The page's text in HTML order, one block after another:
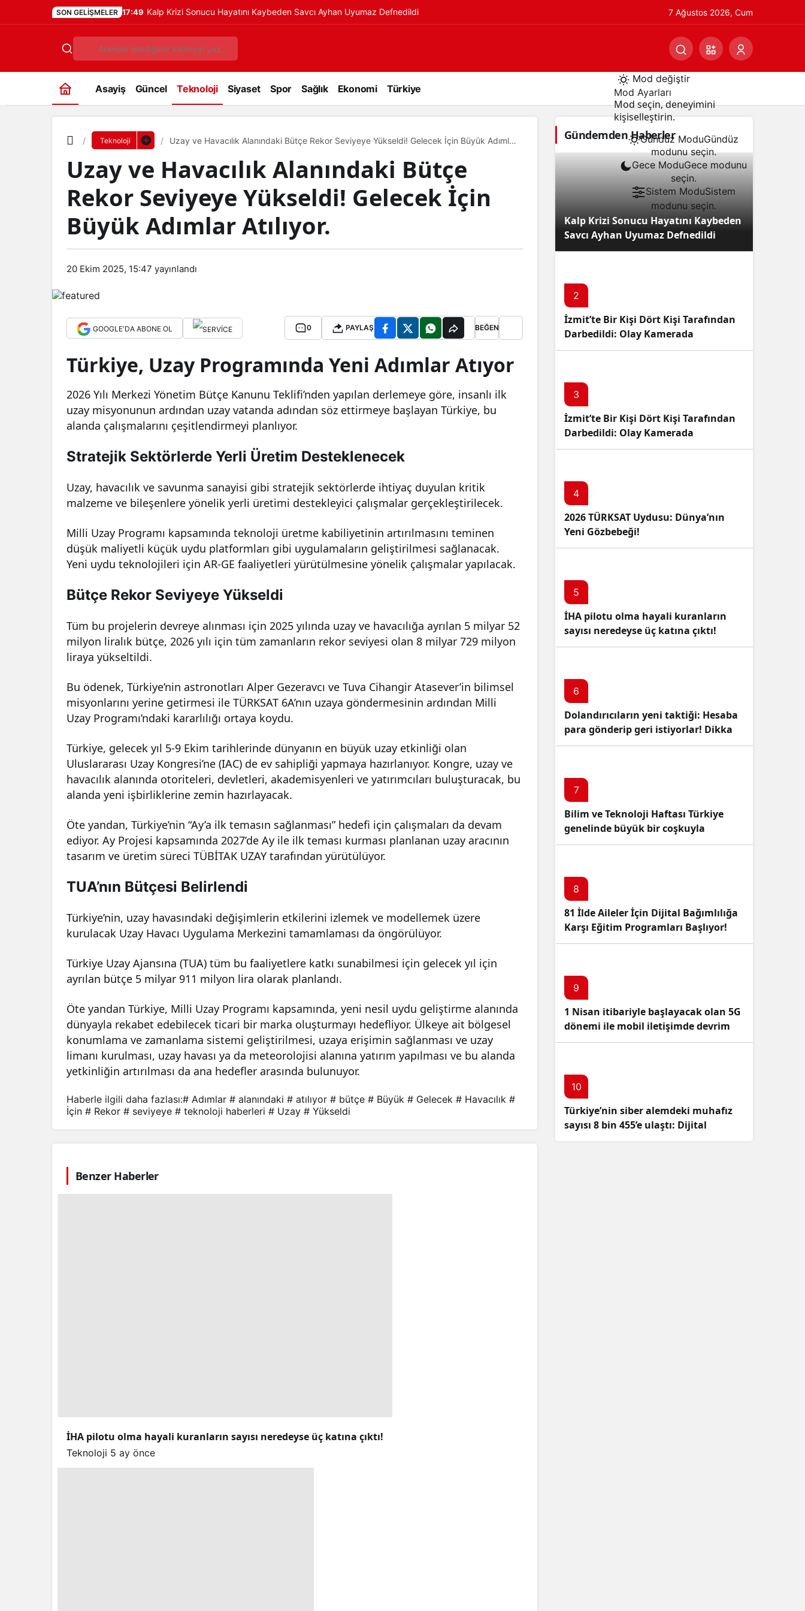
SON GELIŞMELER 17:49 Kalp Krizi Sonucu Hayatını Kaybeden Savcı Ayhan Uyumaz Defnedildi 7 Ağustos 2026, Cum
Asayiş Güncel Teknoloji Siyaset Spor Sağlık Ekonomi Türkiye
Mod değiştir
Mod Ayarları
Mod seçin, deneyimini
kişiselleştirin.
Gündüz ModuGündüz
modunu seçin.
Gece ModuGece modunu
seçin.
Sistem ModuSistem
modunu seçin.
Teknoloji
Uzay ve Havacılık Alanındaki Bütçe Rekor Seviyeye Yükseldi! Gelecek İçin Büyük Adımlar
Uzay ve Havacılık Alanındaki Bütçe
Rekor Seviyeye Yükseldi! Gelecek İçin
Büyük Adımlar Atılıyor.
20 Ekim 2025, 15:47 yayınlandı
GOOGLE'DA ABONE OL 0 PAYLAŞ BEĞEN
Türkiye, Uzay Programında Yeni Adımlar Atıyor
2026 Yılı Merkezi Yönetim Bütçe Kanunu Teklifi’nden yapılan derlemeye göre, insanlı ilk
uzay misyonunun ardından uzay vatanda adından söz ettirmeye başlayan Türkiye, bu
alanda çalışmalarını çeşitlendirmeyi planlıyor.
Stratejik Sektörlerde Yerli Üretim Desteklenecek
Uzay, havacılık ve savunma sanayisi gibi stratejik sektörlerde ihtiyaç duyulan kritik
malzeme ve bileşenlere yönelik yerli üretimi destekleyici çalışmalar gerçekleştirilecek.
Milli Uzay Programı kapsamında teknoloji üretme kabiliyetinin artırılmasını teminen
düşük maliyetli küçük uydu platformları gibi uygulamaların geliştirilmesi sağlanacak.
Yeni uydu teknolojileri için AR-GE faaliyetleri yürütülmesine yönelik çalışmalar yapılacak.
Bütçe Rekor Seviyeye Yükseldi
Tüm bu projelerin devreye alınması için 2025 yılında uzay ve havacılığa ayrılan 5 milyar 52
milyon liralık bütçe, 2026 yılı için tüm zamanların rekor seviyesi olan 8 milyar 729 milyon
liraya yükseltildi.
Bu ödenek, Türkiye’nin astronotları Alper Gezeravcı ve Tuva Cihangir Atasever’in bilimsel
misyonlarını yerine getirmesi ile TÜRKSAT 6A’nın uzaya göndermesinin ardından Milli
Uzay Programı’ndaki kararlılığı ortaya koydu.
Türkiye, gelecek yıl 5-9 Ekim tarihlerinde dünyanın en büyük uzay etkinliği olan
Uluslararası Uzay Kongresi’ne (IAC) de ev sahipliği yapmaya hazırlanıyor. Kongre, uzay ve
havacılık alanında otoriteleri, devletleri, akademisyenleri ve yatırımcıları buluşturacak, bu
alanda yeni işbirliklerine zemin hazırlayacak.
Öte yandan, Türkiye’nin “Ay’a ilk temasın sağlanması” hedefi için çalışmaları da devam
ediyor. Ay Projesi kapsamında 2027’de Ay ile ilk teması kurması planlanan uzay aracının
tasarım ve üretim süreci TÜBİTAK UZAY tarafından yürütülüyor.
TUA’nın Bütçesi Belirlendi
Türkiye’nin, uzay havasındaki değişimlerin etkilerini izlemek ve modellemek üzere
kurulacak Uzay Havacı Uygulama Merkezini tamamlaması da öngörülüyor.
Türkiye Uzay Ajansına (TUA) tüm bu faaliyetlere katkı sunabilmesi için gelecek yıl için
ayrılan bütçe 5 milyar 911 milyon lira olarak planlandı.
Öte yandan Türkiye, Milli Uzay Programı kapsamında, yeni nesil uydu geliştirme alanında
dünyayla rekabet edebilecek ticari bir marka oluşturmayı hedefliyor. Ülkeye ait bölgesel
konumlama ve zamanlama sistemi geliştirilmesi, uzaya erişimin sağlanması ve uzay
limanı kurulması, uzay havası ya da meteorolojisi alanına yatırım yapılması ve bu alanda
yetkinliğin artırılması da ana hedefler arasında bulunuyor.
Haberle ilgili daha fazlası:# Adımlar # alanındaki # atılıyor # bütçe # Büyük # Gelecek # Havacılık #
İçin # Rekor # seviyeye # teknoloji haberleri # Uzay # Yükseldi
Benzer Haberler
İHA pilotu olma hayali kuranların sayısı neredeyse üç katına çıktı!
Teknoloji 5 ay önce
Gündemden Haberler
Kalp Krizi Sonucu Hayatını Kaybeden
Savcı Ayhan Uyumaz Defnedildi
2
İzmit’te Bir Kişi Dört Kişi Tarafından
Darbedildi: Olay Kamerada
3
İzmit’te Bir Kişi Dört Kişi Tarafından
Darbedildi: Olay Kamerada
4
2026 TÜRKSAT Uydusu: Dünya’nın
Yeni Gözbebeği!
5
İHA pilotu olma hayali kuranların
sayısı neredeyse üç katına çıktı!
6
Dolandırıcıların yeni taktiği: Hesaba
para gönderip geri istiyorlar! Dikkat
Edin!
7
Bilim ve Teknoloji Haftası Türkiye
genelinde büyük bir coşkuyla
kutlandı: İşte Etkinlikler ve
8
81 İlde Aileler İçin Dijital Bağımlılığa
Karşı Eğitim Programları Başlıyor!
9
1 Nisan itibariyle başlayacak olan 5G
dönemi ile mobil iletişimde devrim
başlıyor!
10
Türkiye’nin siber alemdeki muhafız
sayısı 8 bin 455’e ulaştı: Dijital